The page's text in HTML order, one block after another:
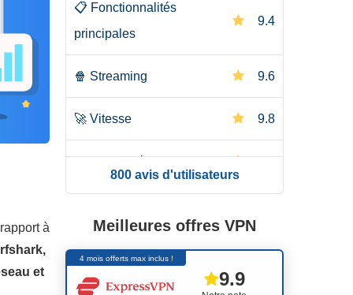
à
et
📋 Fonctionnalités
principales
9.4
🍿 Streaming 9.6
🚀 Vitesse 9.8
🎮 Jeux vidéo 9.0
🛡️ Sécurité 10.0
🔒 Confidentialité
800 avis d'utilisateurs
Meilleures offres VPN
4 mois offerts max inclus !
9.9